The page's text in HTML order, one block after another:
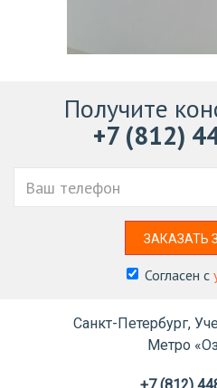
Получите
+7 (812)
ЗАКАЗАТЬ
Согласен с
Санкт-Петербург,
Метро